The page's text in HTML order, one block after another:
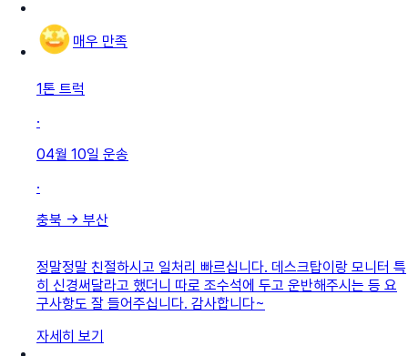
매우 만족
1톤 트럭
·
04월 10일 운송
·
충북 → 부산
정말정말 친절하시고 일처리 빠르십니다. 데스크탑이랑 모니터 특
히 신경써달라고 했더니 따로 조수석에 두고 운반해주시는 등 요
구사항도 잘 들어주십니다. 감사합니다~
자세히 보기